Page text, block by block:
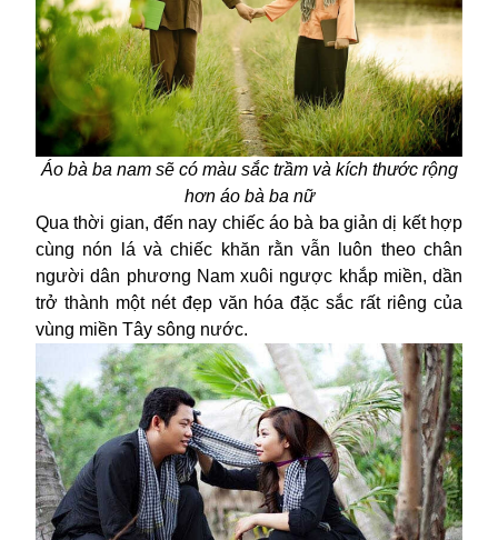
Áo bà ba nam sẽ có màu sắc trầm và kích thước rộng
hơn áo bà ba nữ
Qua thời gian, đến nay chiếc áo bà ba giản dị kết hợp
cùng nón lá và chiếc khăn rằn vẫn luôn theo chân
người dân phương Nam xuôi ngược khắp miền, dần
trở thành một nét đẹp văn hóa đặc sắc rất riêng của
vùng miền Tây sông nước.